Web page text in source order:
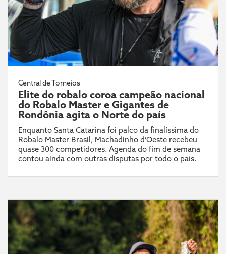
Central de Torneios
Elite do robalo coroa campeão nacional
do Robalo Master e Gigantes de
Rondônia agita o Norte do país
Enquanto Santa Catarina foi palco da finalíssima do
Robalo Master Brasil, Machadinho d’Oeste recebeu
quase 300 competidores. Agenda do fim de semana
contou ainda com outras disputas por todo o país.